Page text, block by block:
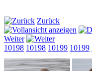
Zurück
Weiter
10198 10198 10199 10199